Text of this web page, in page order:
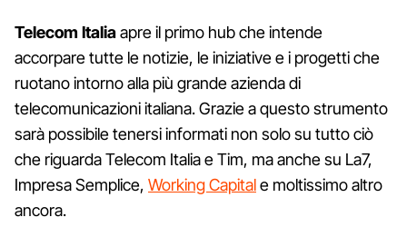
Telecom Italiaapre il primo hub che intende
accorpare tutte le notizie, le iniziative e i progetti che
ruotano intorno alla più grande azienda di
telecomunicazioni italiana. Grazie a questo strumento
sarà possibile tenersi informati non solo su tutto ciò
che riguarda Telecom Italia e Tim, ma anche su La7,
Impresa Semplice, Working Capitale moltissimo altro
ancora.